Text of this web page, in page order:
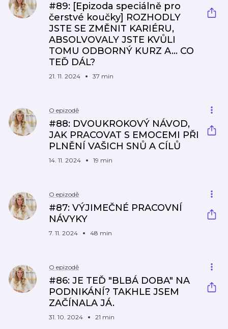
#89: [Epizoda speciálně pro
čerstvé koučky] ROZHODLY
JSTE SE ZMĚNIT KARIÉRU,
ABSOLVOVALY JSTE KVŮLI
TOMU ODBORNÝ KURZ A… CO
TEĎ DÁL?
21. 11. 2024 37 min
O epizodě
#88: DVOUKROKOVÝ NÁVOD,
JAK PRACOVAT S EMOCEMI PŘI
PLNĚNÍ VAŠICH SNŮ A CÍLŮ
14. 11. 2024 19 min
O epizodě
#87: VÝJIMEČNÉ PRACOVNÍ
NÁVYKY
7. 11. 2024 48 min
O epizodě
#86: JE TEĎ "BLBÁ DOBA" NA
PODNIKÁNÍ? TAKHLE JSEM
ZAČÍNALA JÁ.
31. 10. 2024 21 min